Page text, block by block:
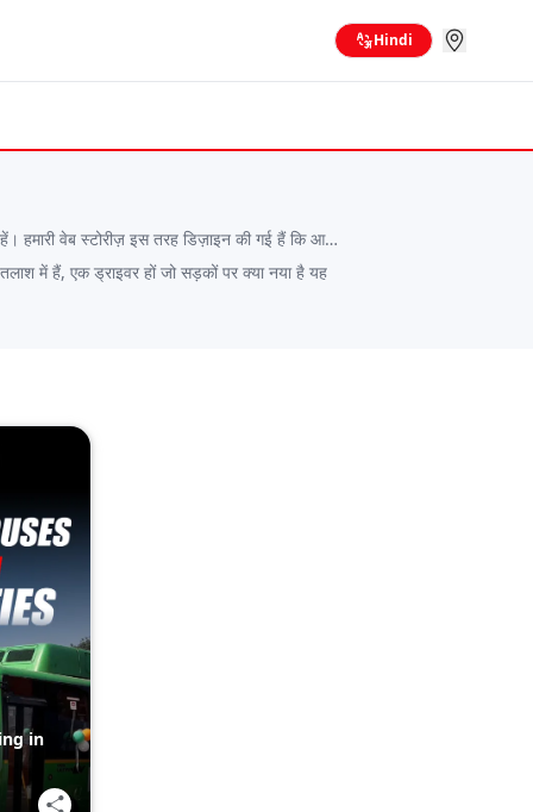
Hindi
हमारी वेब स्टोरीज़ इस तरह डिज़ाइन की गई हैं कि आप
में हैं, एक ड्राइवर हों जो सड़कों पर क्या नया है यह
को आसान, संक्षिप्त और यात्रा के दौरान भी पढ़े जा
in